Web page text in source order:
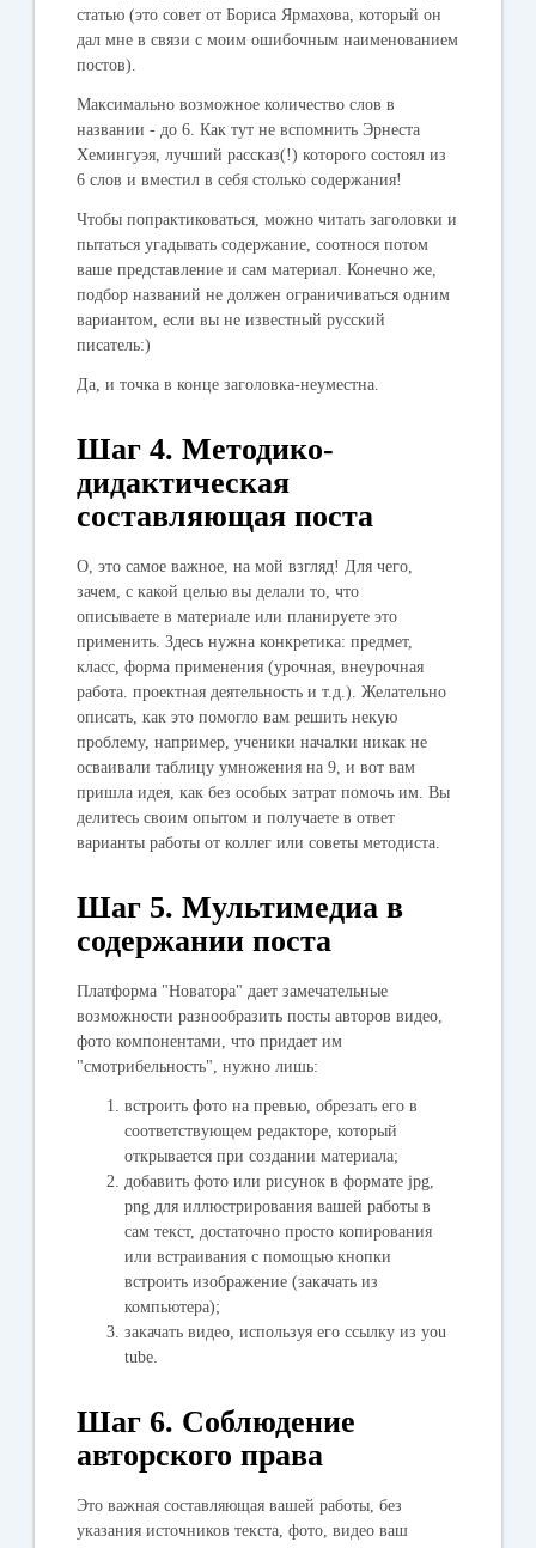
статью (это совет от Бориса Ярмахова, который он
дал мне в связи с моим ошибочным наименованием
постов).
Максимально возможное количество слов в
названии - до 6. Как тут не вспомнить Эрнеста
Хемингуэя, лучший рассказ(!) которого состоял из
6 слов и вместил в себя столько содержания!
Чтобы попрактиковаться, можно читать заголовки и
пытаться угадывать содержание, соотнося потом
ваше представление и сам материал. Конечно же,
подбор названий не должен ограничиваться одним
вариантом, если вы не известный русский
писатель:)
Да, и точка в конце заголовка-неуместна.
Шаг 4. Методико-
дидактическая
составляющая поста
О, это самое важное, на мой взгляд! Для чего,
зачем, с какой целью вы делали то, что
описываете в материале или планируете это
применить. Здесь нужна конкретика: предмет,
класс, форма применения (урочная, внеурочная
работа. проектная деятельность и т.д.). Желательно
описать, как это помогло вам решить некую
проблему, например, ученики началки никак не
осваивали таблицу умножения на 9, и вот вам
пришла идея, как без особых затрат помочь им. Вы
делитесь своим опытом и получаете в ответ
варианты работы от коллег или советы методиста.
Шаг 5. Мультимедиа в
содержании поста
Платформа "Новатора" дает замечательные
возможности разнообразить посты авторов видео,
фото компонентами, что придает им
"смотрибельность", нужно лишь:
встроить фото на превью, обрезать его в
соответствующем редакторе, который
открывается при создании материала;
добавить фото или рисунок в формате jpg,
png для иллюстрирования вашей работы в
сам текст, достаточно просто копирования
или встраивания с помощью кнопки
встроить изображение (закачать из
компьютера);
закачать видео, используя его ссылку из you
tube.
Шаг 6. Соблюдение
авторского права
Это важная составляющая вашей работы, без
указания источников текста, фото, видео ваш